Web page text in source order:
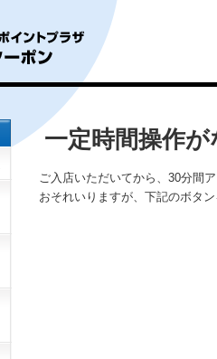
一定時間操作
ご入店いただいてから、30分間
おそれいりますが、下記のボタ